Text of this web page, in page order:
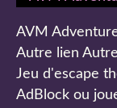
AVM
Autre lien
Jeu d'escape
AdBlock ou